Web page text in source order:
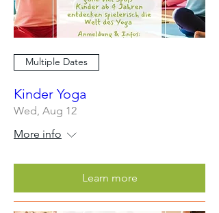
Multiple Dates
Kinder Yoga
Wed, Aug 12
More info
Learn more